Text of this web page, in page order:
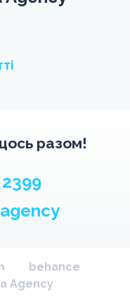
разом!
Agency
behance